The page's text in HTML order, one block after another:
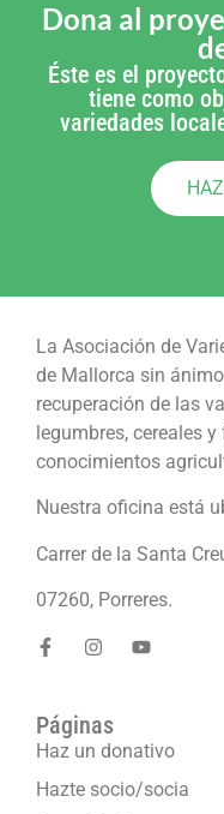
Dona al
Éste es el
tiene como
variedades
La Asociación de
de Mallorca sin
recuperación de las
legumbres, cereales
conocimientos
Nuestra oficina está
Carrer de la Santa
07260, Porreres.
Páginas
Haz un donativo
Hazte socio/socia